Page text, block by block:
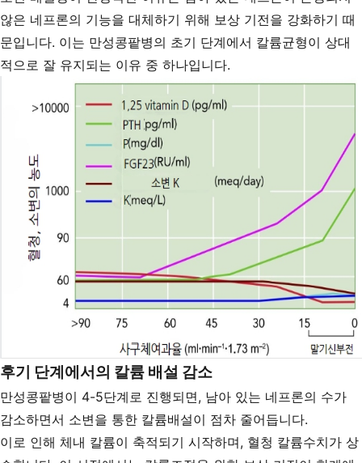
않은 네프론의 기능을 대체하기 위해 보상 기전을 강화하기 때
문입니다. 이는 만성콩팥병의 초기 단계에서 칼륨균형이 상대
적으로 잘 유지되는 이유 중 하나입니다.
후기 단계에서의 칼륨 배설 감소
만성콩팥병이 4-5단계로 진행되면, 남아 있는 네프론의 수가
감소하면서 소변을 통한 칼륨배설이 점차 줄어듭니다.
이로 인해 체내 칼륨이 축적되기 시작하며, 혈청 칼륨수치가 상